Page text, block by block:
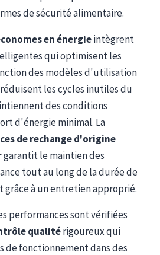
de sécurité alimentaire.
en énergieintègrent
qui optimisent les
des modèles d'utilisation
réduisent les cycles inutiles du
des conditions
d'énergie minimal. La
de rechange d'origine
garantit le maintien des
tout au long de la durée de
à un entretien approprié.
performances sont vérifiées
qualitérigoureux qui
de fonctionnement dans des